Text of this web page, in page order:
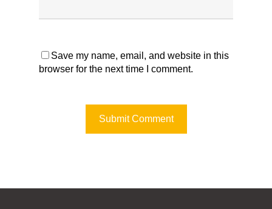
Save my name, email, and website in this
browser for the next time I comment.